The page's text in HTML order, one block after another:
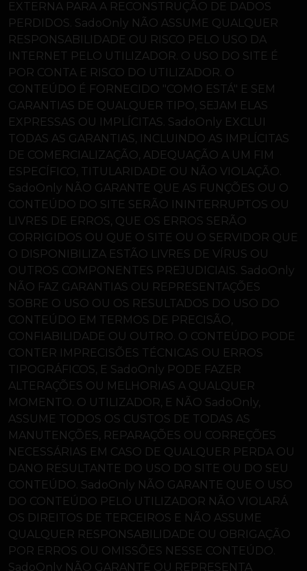
EXTERNA PARA A RECONSTRUÇÃO DE DADOS
PERDIDOS. SadoOnly NÃO ASSUME QUALQUER
RESPONSABILIDADE OU RISCO PELO USO DA
INTERNET PELO UTILIZADOR. O USO DO SITE É
POR CONTA E RISCO DO UTILIZADOR. O
CONTEÚDO É FORNECIDO "COMO ESTÁ" E SEM
GARANTIAS DE QUALQUER TIPO, SEJAM ELAS
EXPRESSAS OU IMPLÍCITAS. SadoOnly EXCLUI
TODAS AS GARANTIAS, INCLUINDO AS IMPLÍCITAS
DE COMERCIALIZAÇÃO, ADEQUAÇÃO A UM FIM
ESPECÍFICO, TITULARIDADE OU NÃO VIOLAÇÃO.
SadoOnly NÃO GARANTE QUE AS FUNÇÕES OU O
CONTEÚDO DO SITE SERÃO ININTERRUPTOS OU
LIVRES DE ERROS, QUE OS ERROS SERÃO
CORRIGIDOS OU QUE O SITE OU O SERVIDOR QUE
O DISPONIBILIZA ESTÃO LIVRES DE VÍRUS OU
OUTROS COMPONENTES PREJUDICIAIS. SadoOnly
NÃO FAZ GARANTIAS OU REPRESENTAÇÕES
SOBRE O USO OU OS RESULTADOS DO USO DO
CONTEÚDO EM TERMOS DE PRECISÃO,
CONFIABILIDADE OU OUTRO. O CONTEÚDO PODE
CONTER IMPRECISÕES TÉCNICAS OU ERROS
TIPOGRÁFICOS, E SadoOnly PODE FAZER
ALTERAÇÕES OU MELHORIAS A QUALQUER
MOMENTO. O UTILIZADOR, E NÃO SadoOnly,
ASSUME TODOS OS CUSTOS DE TODAS AS
MANUTENÇÕES, REPARAÇÕES OU CORREÇÕES
NECESSÁRIAS EM CASO DE QUALQUER PERDA OU
DANO RESULTANTE DO USO DO SITE OU DO SEU
CONTEÚDO. SadoOnly NÃO GARANTE QUE O USO
DO CONTEÚDO PELO UTILIZADOR NÃO VIOLARÁ
OS DIREITOS DE TERCEIROS E NÃO ASSUME
QUALQUER RESPONSABILIDADE OU OBRIGAÇÃO
POR ERROS OU OMISSÕES NESSE CONTEÚDO.
SadoOnly NÃO GARANTE OU REPRESENTA